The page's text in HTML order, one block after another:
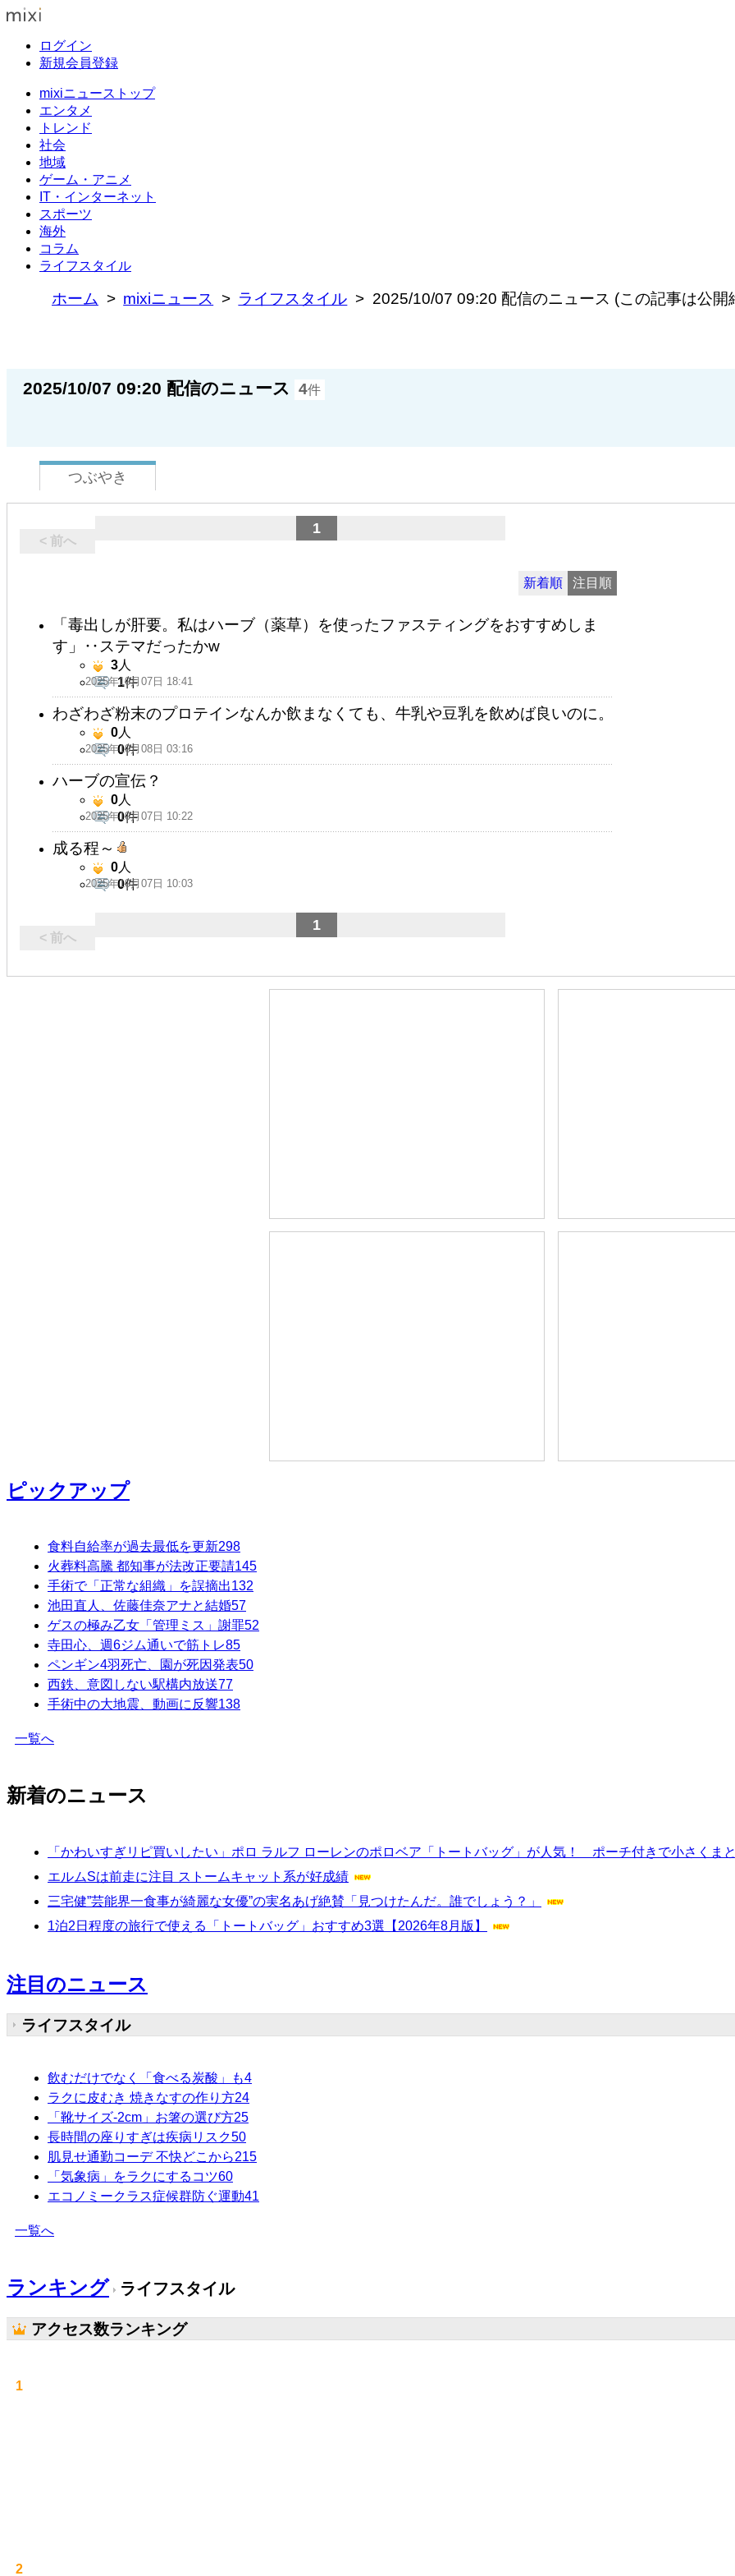
ログイン
新規会員登録
mixiニューストップ
エンタメ
トレンド
社会
地域
ゲーム・アニメ
IT・インターネット
スポーツ
海外
コラム
ライフスタイル
ホーム mixiニュース ライフスタイル 2025/10/07 09:20 配信のニュース (この記事は公開
2025/10/07 09:20 配信のニュース 4件
つぶやき
< 前へ
1
新着順 注目順
「毒出しが肝要。私はハーブ（薬草）を使ったファスティングをおすすめしま
す」‥ステマだったかw
2025年10月07日 18:41
3人
1件
わざわざ粉末のプロテインなんか飲まなくても、牛乳や豆乳を飲めば良いのに。
2025年10月08日 03:16
0人
0件
ハーブの宣伝？
2025年10月07日 10:22
0人
0件
成る程～
2025年10月07日 10:03
0人
0件
< 前へ
1
ピックアップ
食料自給率が過去最低を更新298
火葬料高騰 都知事が法改正要請145
手術で「正常な組織」を誤摘出132
池田直人、佐藤佳奈アナと結婚57
ゲスの極み乙女「管理ミス」謝罪52
寺田心、週6ジム通いで筋トレ85
ペンギン4羽死亡、園が死因発表50
西鉄、意図しない駅構内放送77
手術中の大地震、動画に反響138
一覧へ
新着のニュース
「かわいすぎリピ買いしたい」ポロ ラルフ ローレンのポロベア「トートバッグ」が人気！ ポーチ付きで小さくま
エルムSは前走に注目 ストームキャット系が好成績
三宅健”芸能界一食事が綺麗な女優”の実名あげ絶賛「見つけたんだ。誰でしょう？」
1泊2日程度の旅行で使える「トートバッグ」おすすめ3選【2026年8月版】
注目のニュース
ライフスタイル
飲むだけでなく「食べる炭酸」も4
ラクに皮むき 焼きなすの作り方24
「靴サイズ-2cm」お箸の選び方25
長時間の座りすぎは疾病リスク50
肌見せ通勤コーデ 不快どこから215
「気象病」をラクにするコツ60
エコノミークラス症候群防ぐ運動41
一覧へ
ランキング ライフスタイル
アクセス数ランキング
1
2